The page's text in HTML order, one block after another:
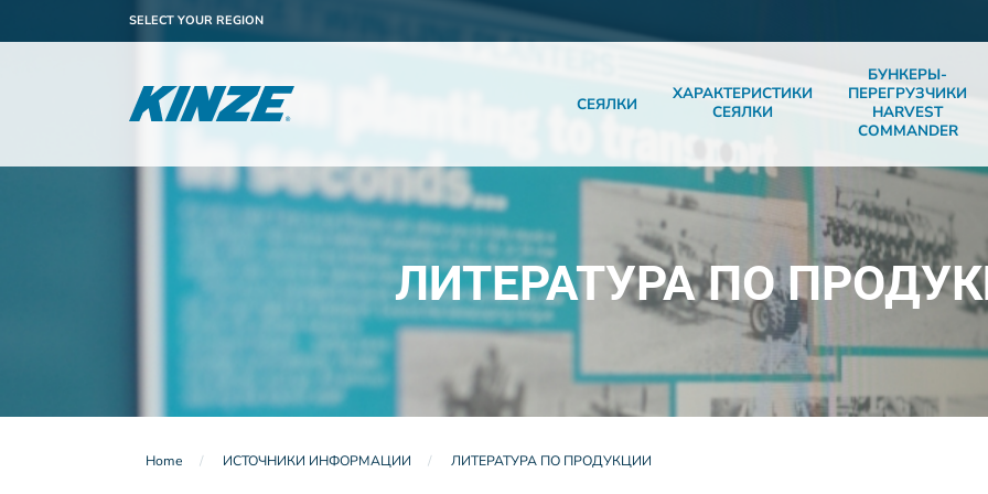
SELECT YOUR REGION
СЕЯЛКИ
ХАРАКТЕРИСТИКИ
СЕЯЛКИ
БУНКЕРЫ-
ПЕРЕГРУЗЧИКИ
HARVEST
COMMANDER
ЛИТЕРАТУРА ПО
Home ИСТОЧНИКИ ИНФОРМАЦИИ ЛИТЕРАТУРА ПО ПРОДУКЦИИ